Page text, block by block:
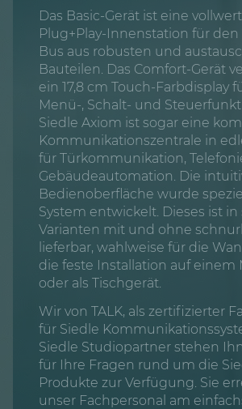
Das Basic-Gerät ist eine
Plug+Play-Innenstation für
Bus aus robusten und
Bauteilen. Das Comfort-Gerät
ein 17,8 cm Touch-Farbdisplay
Menü-, Schalt- und
Siedle Axiom ist sogar eine
Kommunikationszentrale in
für Türkommunikation,
Gebäudeautomation. Die
Bedienoberfläche wurde
System entwickelt. Dieses ist in
Varianten mit und ohne
lieferbar, wahlweise für die
die feste Installation auf einem
oder als Tischgerät.
Wir von TALK, als zertifizierter
für Siedle
Siedle Studiopartner stehen
für Ihre Fragen rund um die
Produkte zur Verfügung. Sie
unser Fachpersonal am